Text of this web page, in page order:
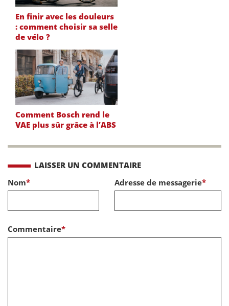
En finir avec les douleurs
: comment choisir sa selle
de vélo ?
Comment Bosch rend le
VAE plus sûr grâce à l’ABS
LAISSER UN COMMENTAIRE
Nom* Adresse de messagerie*
Commentaire*